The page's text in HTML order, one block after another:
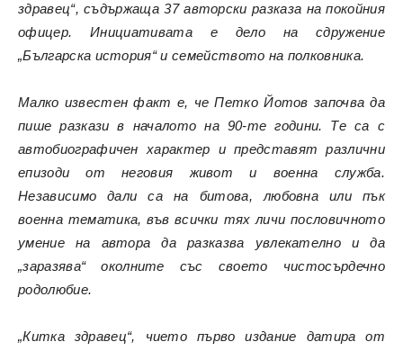
здравец“, съдържаща 37 авторски разказа на покойния
офицер. Инициативата е дело на сдружение
„Българска история“ и семейството на полковника.
Малко известен факт е, че Петко Йотов започва да
пише разкази в началото на 90-те години. Те са с
автобиографичен характер и представят различни
епизоди от неговия живот и военна служба.
Независимо дали са на битова, любовна или пък
военна тематика, във всички тях личи пословичното
умение на автора да разказва увлекателно и да
„заразява“ околните със своето чистосърдечно
родолюбие.
„Китка здравец“, чието първо издание датира от